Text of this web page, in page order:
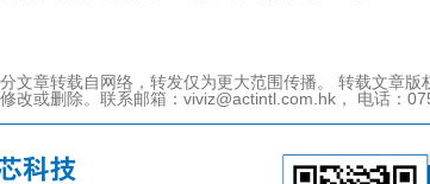
文章转载自网络，转发仅为更大范围传播。 转载文章版
改或删除。联系邮箱：viviz@actintl.com.hk， 电话：